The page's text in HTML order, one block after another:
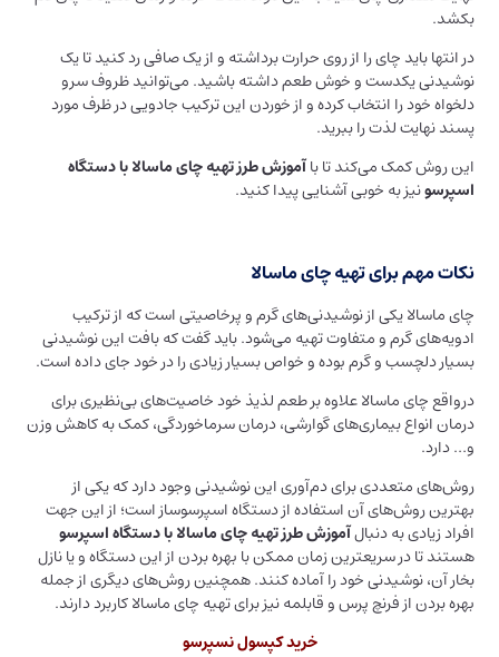
بکشد.
در انتها باید چای را از روی حرارت برداشته و از یک صافی رد کنید تا یک
نوشیدنی یکدست و خوش طعم داشته باشید. می‌توانید ظروف سرو
دلخواه خود را انتخاب کرده و از خوردن این ترکیب جادویی در ظرف مورد
پسند نهایت لذت را ببرید.
این روش کمک می‌کند تا باآموزش طرز تهیه چای ماسالا با دستگاه
اسپرسونیز به خوبی آشنایی پیدا کنید.
نکات مهم برای تهیه چای ماسالا
چای ماسالا یکی از نوشیدنی‌های گرم و پرخاصیتی است که از ترکیب
ادویه‌های گرم و متفاوت تهیه می‌شود. باید گفت که بافت این نوشیدنی
بسیار دلچسب و گرم بوده و خواص بسیار زیادی را در خود جای داده است.
درواقع چای ماسالا علاوه بر طعم لذیذ خود خاصیت‌های بی‌نظیری برای
درمان انواع بیماری‌های گوارشی، درمان سرماخوردگی، کمک به کاهش وزن
و… دارد.
روش‌های متعددی برای دم‌آوری این نوشیدنی وجود دارد که یکی از
بهترین روش‌های آن استفاده از دستگاه اسپرسوساز است؛ از این جهت
افراد زیادی به دنبالآموزش طرز تهیه چای ماسالا با دستگاه اسپرسو
هستند تا در سریع‎ترین زمان ممکن با بهره بردن از این دستگاه و یا نازل
بخار آن، نوشیدنی خود را آماده کنند. همچنین روش‌های دیگری از جمله
بهره بردن از فرنچ پرس و قابلمه نیز برای تهیه چای ماسالا کاربرد دارند.
خرید کپسول نسپرسو